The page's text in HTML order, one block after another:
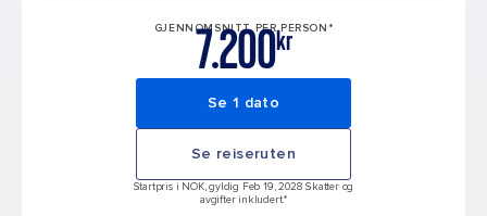
GJENNOMSNITT PER PERSON*
kr
7.200
Se 1 dato
Se reiseruten
Startpris i NOK, gyldig Feb 19, 2028 Skatter og
avgifter inkludert.*